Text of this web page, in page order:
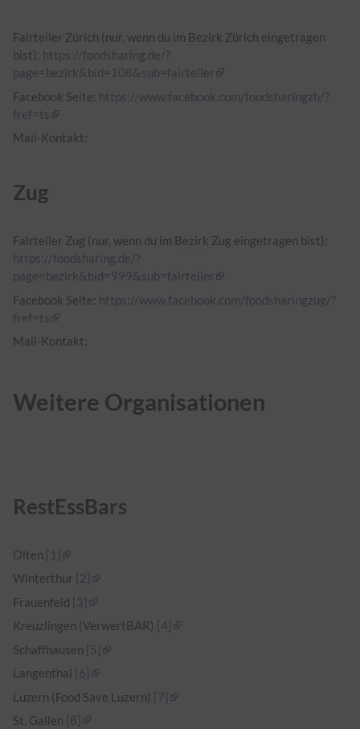
Fairteiler Zürich (nur, wenn du im Bezirk Zürich eingetragen
bist): https://foodsharing.de/?
page=bezirk&bid=108&sub=fairteiler
Facebook Seite: https://www.facebook.com/foodsharingzh/?
fref=ts
Mail-Kontakt:
Zug
Fairteiler Zug (nur, wenn du im Bezirk Zug eingetragen bist):
https://foodsharing.de/?
page=bezirk&bid=999&sub=fairteiler
Facebook Seite: https://www.facebook.com/foodsharingzug/?
fref=ts
Mail-Kontakt:
Weitere Organisationen
RestEssBars
Olten [1]
Winterthur [2]
Frauenfeld [3]
Kreuzlingen (VerwertBAR)
[4]
Schaffhausen [5]
Langenthal
[6]
Luzern (Food Save Luzern) [7]
St. Gallen [8]